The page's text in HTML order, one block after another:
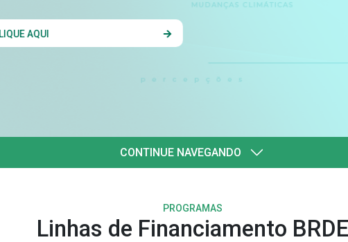
CONTINUE NAVEGANDO
PROGRAMAS
Linhas de Financiamento BRDE